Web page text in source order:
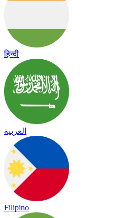
हिन्दी
العربية
Filipino